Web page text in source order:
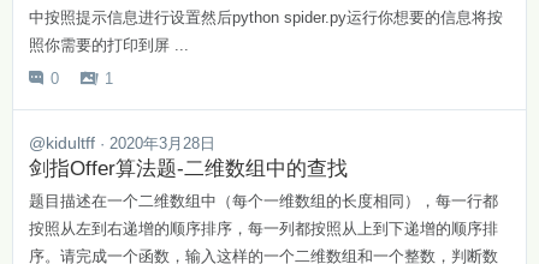
中按照提示信息进行设置然后python spider.py运行你想要的信息将按
照你需要的打印到屏 ...
 0  1
@kidultff · 2020年3月28日
剑指Offer算法题-二维数组中的查找
题目描述在一个二维数组中（每个一维数组的长度相同），每一行都
按照从左到右递增的顺序排序，每一列都按照从上到下递增的顺序排
序。请完成一个函数，输入这样的一个二维数组和一个整数，判断数